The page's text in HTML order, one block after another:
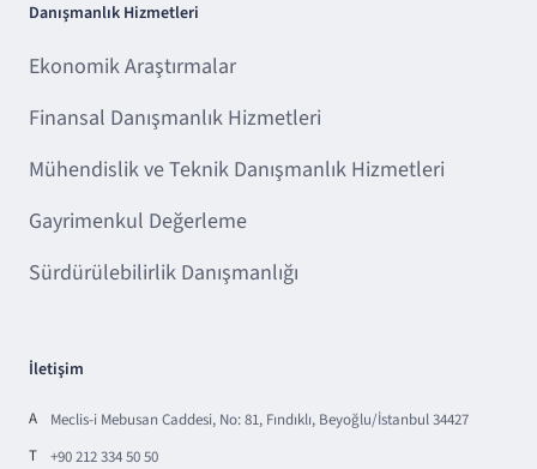
Danışmanlık Hizmetleri
Ekonomik Araştırmalar
Finansal Danışmanlık Hizmetleri
Mühendislik ve Teknik Danışmanlık Hizmetleri
Gayrimenkul Değerleme
Sürdürülebilirlik Danışmanlığı
İletişim
A
Meclis-i Mebusan Caddesi, No: 81, Fındıklı, Beyoğlu/İstanbul 34427
T
+90 212 334 50 50